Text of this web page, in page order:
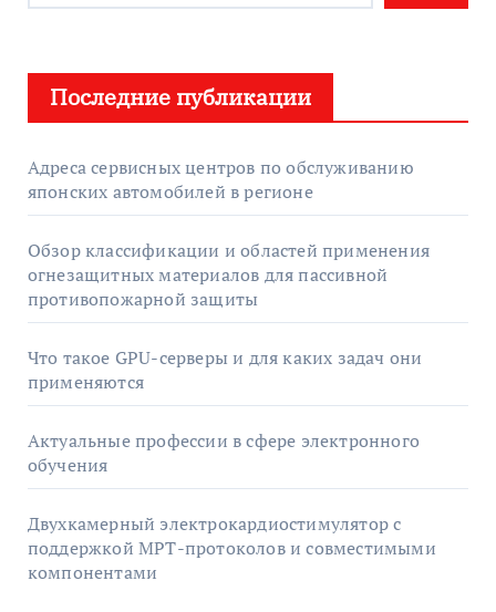
Последние публикации
Адреса сервисных центров по обслуживанию
японских автомобилей в регионе
Обзор классификации и областей применения
огнезащитных материалов для пассивной
противопожарной защиты
Что такое GPU-серверы и для каких задач они
применяются
Актуальные профессии в сфере электронного
обучения
Двухкамерный электрокардиостимулятор с
поддержкой МРТ-протоколов и совместимыми
компонентами